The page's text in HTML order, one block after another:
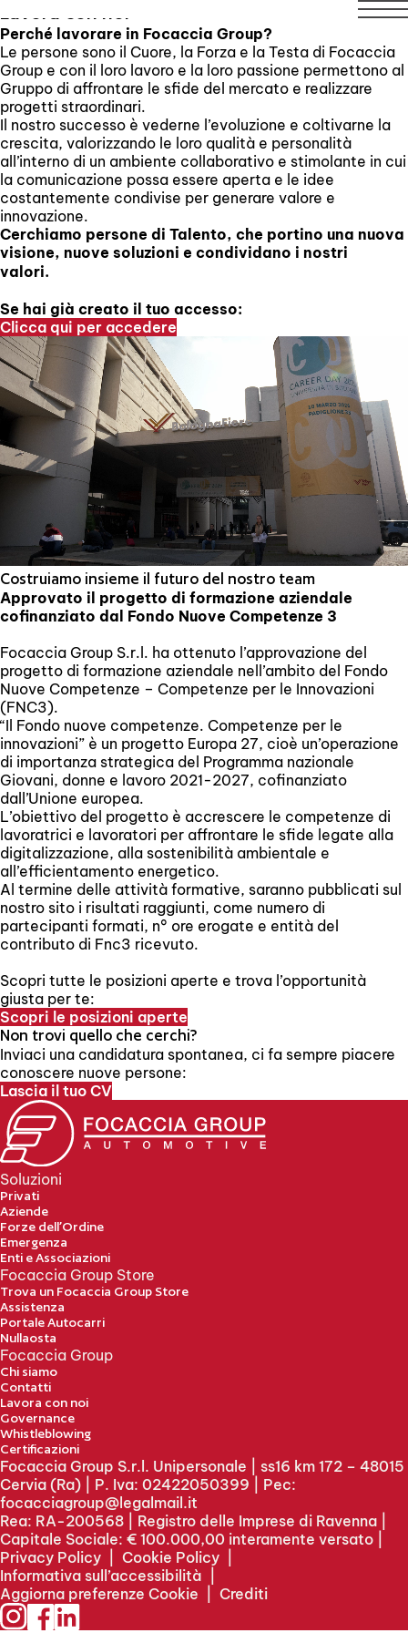
agosto compresi. Il servizio di assistenza tecnica
Lavora con noi
Perché lavorare in Focaccia Group?
Le persone sono il Cuore, la Forza e la Testa di Focaccia
Group e con il loro lavoro e la loro passione permettono al
Gruppo di affrontare le sfide del mercato e realizzare
progetti straordinari.
Il nostro successo è vederne l’evoluzione e coltivarne la
crescita, valorizzando le loro qualità e personalità
all’interno di un ambiente collaborativo e stimolante in cui
la comunicazione possa essere aperta e le idee
costantemente condivise per generare valore e
innovazione.
Cerchiamo persone di Talento, che portino una nuova
visione, nuove soluzioni e condividano i nostri
valori.
Se hai già creato il tuo accesso:
Clicca qui per accedere
Costruiamo insieme il futuro del nostro team
Approvato il progetto di formazione aziendale
cofinanziato dal Fondo Nuove Competenze 3
Focaccia Group S.r.l. ha ottenuto l’approvazione del
progetto di formazione aziendale nell’ambito del Fondo
Nuove Competenze – Competenze per le Innovazioni
(FNC3).
“Il Fondo nuove competenze. Competenze per le
innovazioni” è un progetto Europa 27, cioè un’operazione
di importanza strategica del Programma nazionale
Giovani, donne e lavoro 2021-2027, cofinanziato
dall’Unione europea.
L’obiettivo del progetto è accrescere le competenze di
lavoratrici e lavoratori per affrontare le sfide legate alla
digitalizzazione, alla sostenibilità ambientale e
all’efficientamento energetico.
Al termine delle attività formative, saranno pubblicati sul
nostro sito i risultati raggiunti, come numero di
partecipanti formati, n° ore erogate e entità del
contributo di Fnc3 ricevuto.
Scopri tutte le posizioni aperte e trova l’opportunità
giusta per te:
Scopri le posizioni aperte
Non trovi quello che cerchi?
Inviaci una candidatura spontanea, ci fa sempre piacere
conoscere nuove persone:
Lascia il tuo CV
Soluzioni
Privati
Aziende
Forze dell’Ordine
Emergenza
Enti e Associazioni
Focaccia Group Store
Trova un Focaccia Group Store
Assistenza
Portale Autocarri
Nullaosta
Focaccia Group
Chi siamo
Contatti
Lavora con noi
Governance
Whistleblowing
Certificazioni
Focaccia Group S.r.l. Unipersonale | ss16 km 172 – 48015
Cervia (Ra) | P. Iva: 02422050399 | Pec:
focacciagroup@legalmail.it
Rea: RA-200568 | Registro delle Imprese di Ravenna |
Capitale Sociale: € 100.000,00 interamente versato |
Privacy Policy
Cookie Policy
Informativa sull’accessibilità
Aggiorna preferenze Cookie
Crediti